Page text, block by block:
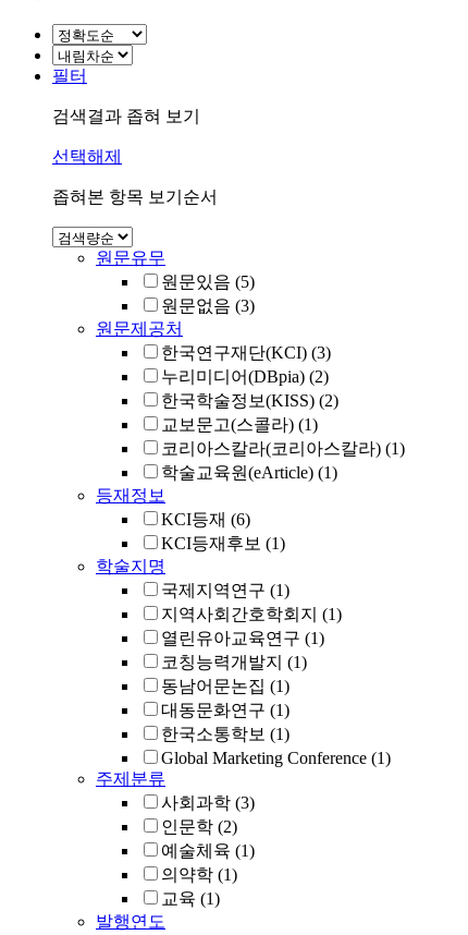
필터
검색결과 좁혀 보기
선택해제
좁혀본 항목 보기순서
원문유무
원문있음 (5)
원문없음 (3)
원문제공처
한국연구재단(KCI) (3)
누리미디어(DBpia) (2)
한국학술정보(KISS) (2)
교보문고(스콜라) (1)
코리아스칼라(코리아스칼라) (1)
학술교육원(eArticle) (1)
등재정보
KCI등재 (6)
KCI등재후보 (1)
학술지명
국제지역연구 (1)
지역사회간호학회지 (1)
열린유아교육연구 (1)
코칭능력개발지 (1)
동남어문논집 (1)
대동문화연구 (1)
한국소통학보 (1)
Global Marketing Conference (1)
주제분류
사회과학 (3)
인문학 (2)
예술체육 (1)
의약학 (1)
교육 (1)
발행연도